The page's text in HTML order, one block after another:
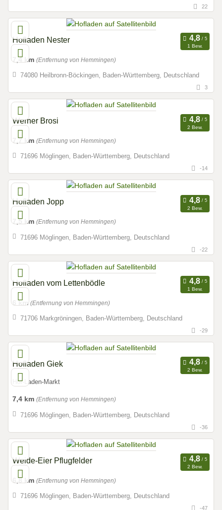
22
Hofladen Nester
1 Bew.
7,4 km (Entfernung von Hemmingen)
74080 Heilbronn-Böckingen, Baden-Württemberg, Deutschland
3
Werner Brosi
2 Bew.
7,7 km (Entfernung von Hemmingen)
71696 Möglingen, Baden-Württemberg, Deutschland
-14
Hofladen Jopp
2 Bew.
7,5 km (Entfernung von Hemmingen)
71696 Möglingen, Baden-Württemberg, Deutschland
-22
Hofladen vom Lettenbödle
1 Bew.
6 km(Entfernung von Hemmingen)
71706 Markgröningen, Baden-Württemberg, Deutschland
-29
Hofladen Giek
2 Bew.
Hof-Laden-Markt
7,4 km (Entfernung von Hemmingen)
71696 Möglingen, Baden-Württemberg, Deutschland
-36
Weide-Eier Pflugfelder
2 Bew.
6,8 km (Entfernung von Hemmingen)
71696 Möglingen, Baden-Württemberg, Deutschland
-47